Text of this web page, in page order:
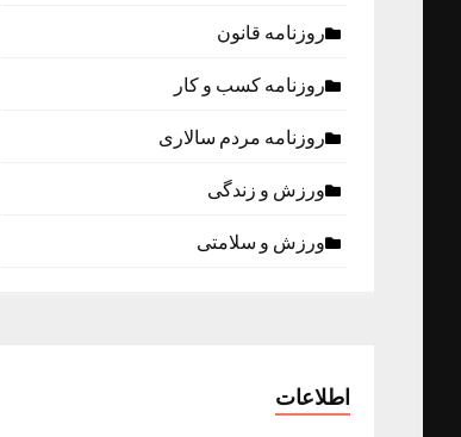
روزنامه قانون
روزنامه كسب و كار
روزنامه مردم سالاری
ورزش و زندگی
ورزش و سلامتی
اطلاعات